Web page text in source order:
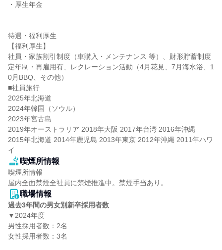
・厚生年金
待遇・福利厚生
【福利厚生】
社員・家族割引制度（車購入・メンテナンス 等）、財形貯蓄制度
定年制・再雇用有、レクレーション活動（4月花見、7月海水浴、1
0月BBQ、その他）
■社員旅行
2025年北海道
2024年韓国（ソウル）
2023年宮古島
2019年オーストラリア 2018年大阪 2017年台湾 2016年沖縄
2015年北海道 2014年鹿児島 2013年東京 2012年沖縄 2011年ハワ
イ
喫煙所情報
喫煙所情報
屋内全面禁煙全社員に禁煙推進中。禁煙手当あり。
職場情報
過去3年間の男女別新卒採用者数
▼2024年度
男性採用者数：2名
女性採用者数：3名